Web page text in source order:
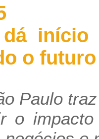
dá início
o
Paulo
o